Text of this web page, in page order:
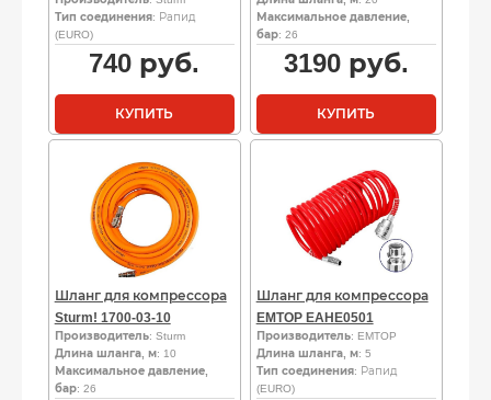
Тип соединения: Рапид
(EURO)
740 руб.
КУПИТЬ
Максимальное давление,
бар: 26
3190руб.
КУПИТЬ
Шланг для компрессора
Sturm! 1700-03-10
Производитель: Sturm
Длина шланга, м: 10
Максимальное давление,
бар: 26
Шланг для компрессора
EMTOP EAHE0501
Производитель: EMTOP
Длина шланга, м: 5
Тип соединения: Рапид
(EURO)